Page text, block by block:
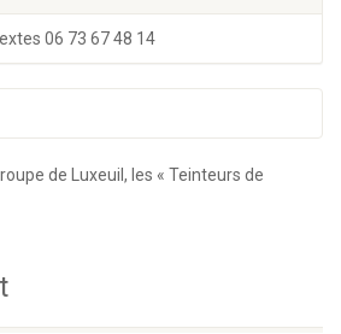
06 73 67 48 14
de Luxeuil, les « Teinteurs de